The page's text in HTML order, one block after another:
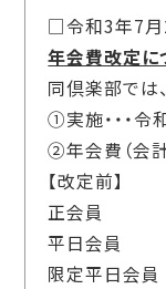
□令和3年7月
年会費改定に
同倶楽部では
①実施・・・令
②年会費（会
【改定前】
正会員
平日会員
限定平日会員